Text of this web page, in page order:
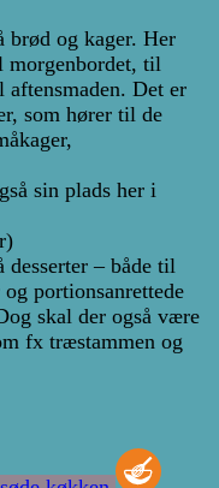
og kager. Her
morgenbordet, til
Det er
som hører til de
sin plads her i
– både til
portionsanrettede
skal der også være
fx træstammen og